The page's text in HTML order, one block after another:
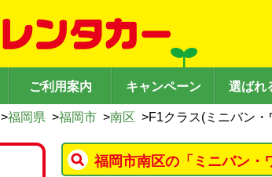
ご利用案内 キャンペーン 選ばれ
>福岡県 >福岡市 >南区 >F1クラス(ミニバン
福岡市南区の「ミニバン・